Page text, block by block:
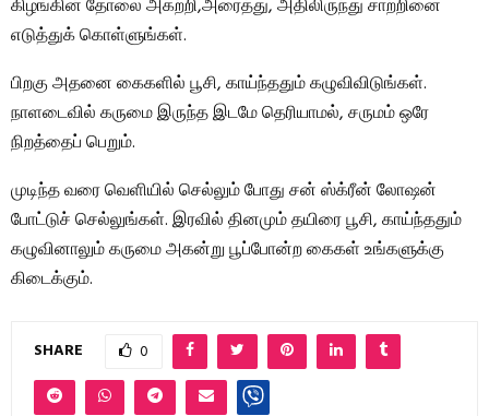
கிழங்கின் தோலை அகற்றி,அரைத்து, அதிலிருந்து சாற்றினை
எடுத்துக் கொள்ளுங்கள்.
பிறகு அதனை கைகளில் பூசி, காய்ந்ததும் கழுவிவிடுங்கள்.
நாளடைவில் கருமை இருந்த இடமே தெரியாமல், சருமம் ஒரே
நிறத்தைப் பெறும்.
முடிந்த வரை வெளியில் செல்லும் போது சன் ஸ்க்ரீன் லோஷன்
போட்டுச் செல்லுங்கள். இரவில் தினமும் தயிரை பூசி, காய்ந்ததும்
கழுவினாலும் கருமை அகன்று பூப்போன்ற கைகள் உங்களுக்கு
கிடைக்கும்.
SHARE 0